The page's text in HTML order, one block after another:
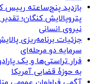
بازدید پنج‌ساعته رییس
پتروپالایش کنگان؛
نیروی انسانی
جزئیات برنامه‌ریزی
سرمایه دو مرحله‌ای
فرار تراستی‌ها و یک
به حوزۀ قضایی آمریکا